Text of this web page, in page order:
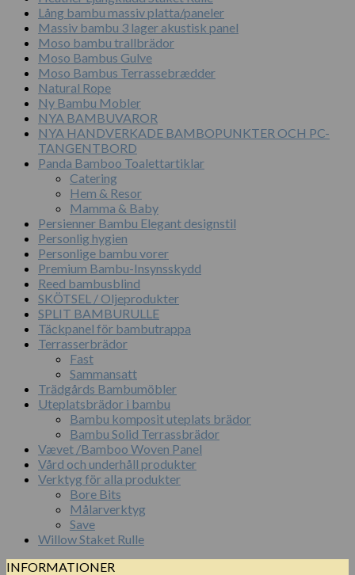
Lång bambu massiv platta/paneler
Massiv bambu 3 lager akustisk panel
Moso bambu trallbrädor
Moso Bambus Gulve
Moso Bambus Terrassebrædder
Natural Rope
Ny Bambu Mobler
NYA BAMBUVAROR
NYA HANDVERKADE BAMBOPUNKTER OCH PC-
TANGENTBORD
Panda Bamboo Toalettartiklar
Catering
Hem & Resor
Mamma & Baby
Persienner Bambu Elegant designstil
Personlig hygien
Personlige bambu vorer
Premium Bambu-Insynsskydd
Reed bambusblind
SKÖTSEL / Oljeprodukter
SPLIT BAMBURULLE
Täckpanel för bambutrappa
Terrasserbrädor
Fast
Sammansatt
Trädgårds Bambumöbler
Uteplatsbrädor i bambu
Bambu komposit uteplats brädor
Bambu Solid Terrassbrädor
Vævet /Bamboo Woven Panel
Vård och underhåll produkter
Verktyg för alla produkter
Bore Bits
Målarverktyg
Save
Willow Staket Rulle
INFORMATIONER